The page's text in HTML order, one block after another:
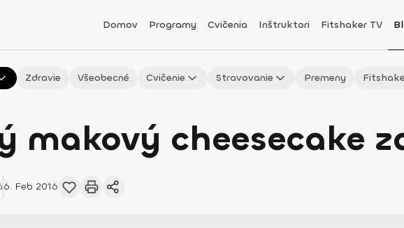
Domov Programy Cvičenia Inštruktori Fitshaker TV
Zdravie Všeobecné Cvičenie Stravovanie Premeny
makový cheesecake
6. Feb 2016